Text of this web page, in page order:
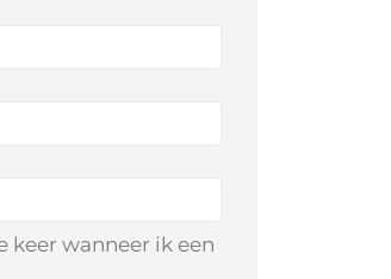
keer wanneer ik een